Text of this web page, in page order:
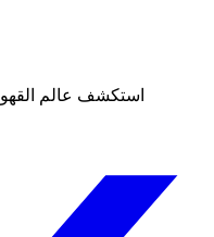
استكشف عالم